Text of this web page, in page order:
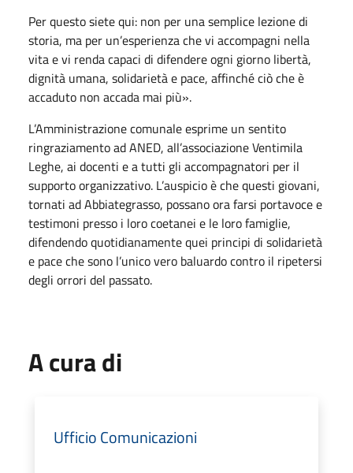
Per questo siete qui: non per una semplice lezione di
storia, ma per un’esperienza che vi accompagni nella
vita e vi renda capaci di difendere ogni giorno libertà,
dignità umana, solidarietà e pace, affinché ciò che è
accaduto non accada mai più».
L’Amministrazione comunale esprime un sentito
ringraziamento ad ANED, all’associazione Ventimila
Leghe, ai docenti e a tutti gli accompagnatori per il
supporto organizzativo. L’auspicio è che questi giovani,
tornati ad Abbiategrasso, possano ora farsi portavoce e
testimoni presso i loro coetanei e le loro famiglie,
difendendo quotidianamente quei principi di solidarietà
e pace che sono l’unico vero baluardo contro il ripetersi
degli orrori del passato.
A cura di
Ufficio Comunicazioni